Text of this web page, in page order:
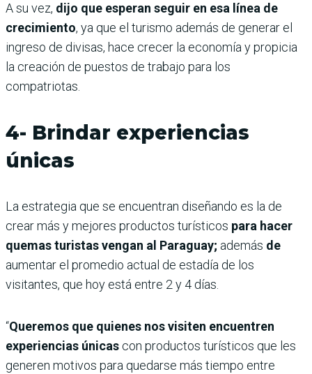
A su vez, dijo que esperan seguir en esa línea de
crecimiento, ya que el turismo además de generar el
ingreso de divisas, hace crecer la economía y propicia
la creación de puestos de trabajo para los
compatriotas.
4- Brindar experiencias
únicas
La estrategia que se encuentran diseñando es la de
crear más y mejores productos turísticos para hacer
quemas turistas vengan al Paraguay; además de
aumentar el promedio actual de estadía de los
visitantes, que hoy está entre 2 y 4 días.
“Queremos que quienes nos visiten encuentren
experiencias únicas con productos turísticos que les
generen motivos para quedarse más tiempo entre